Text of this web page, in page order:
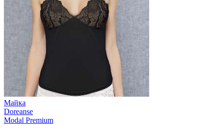
Майка
Doreanse
Modal Premium